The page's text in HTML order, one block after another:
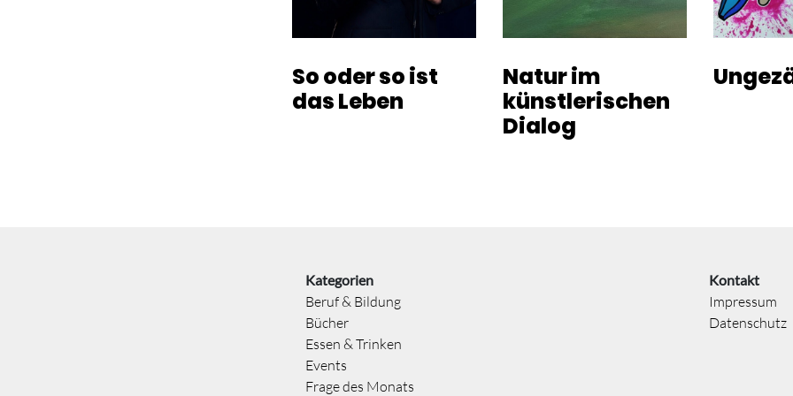
So oder so ist
das Leben
Natur im
künstlerischen
Dialog
Kategorien
Beruf & Bildung
Bücher
Essen & Trinken
Events
Frage des Monats
Kontakt
Impressum
Datenschutz